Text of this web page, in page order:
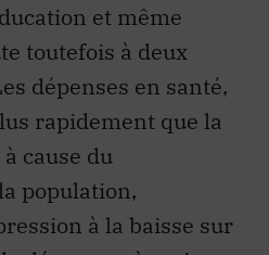
et même
toutefois à deux
dépenses en santé,
rapidement que la
cause du
population,
à la baisse sur